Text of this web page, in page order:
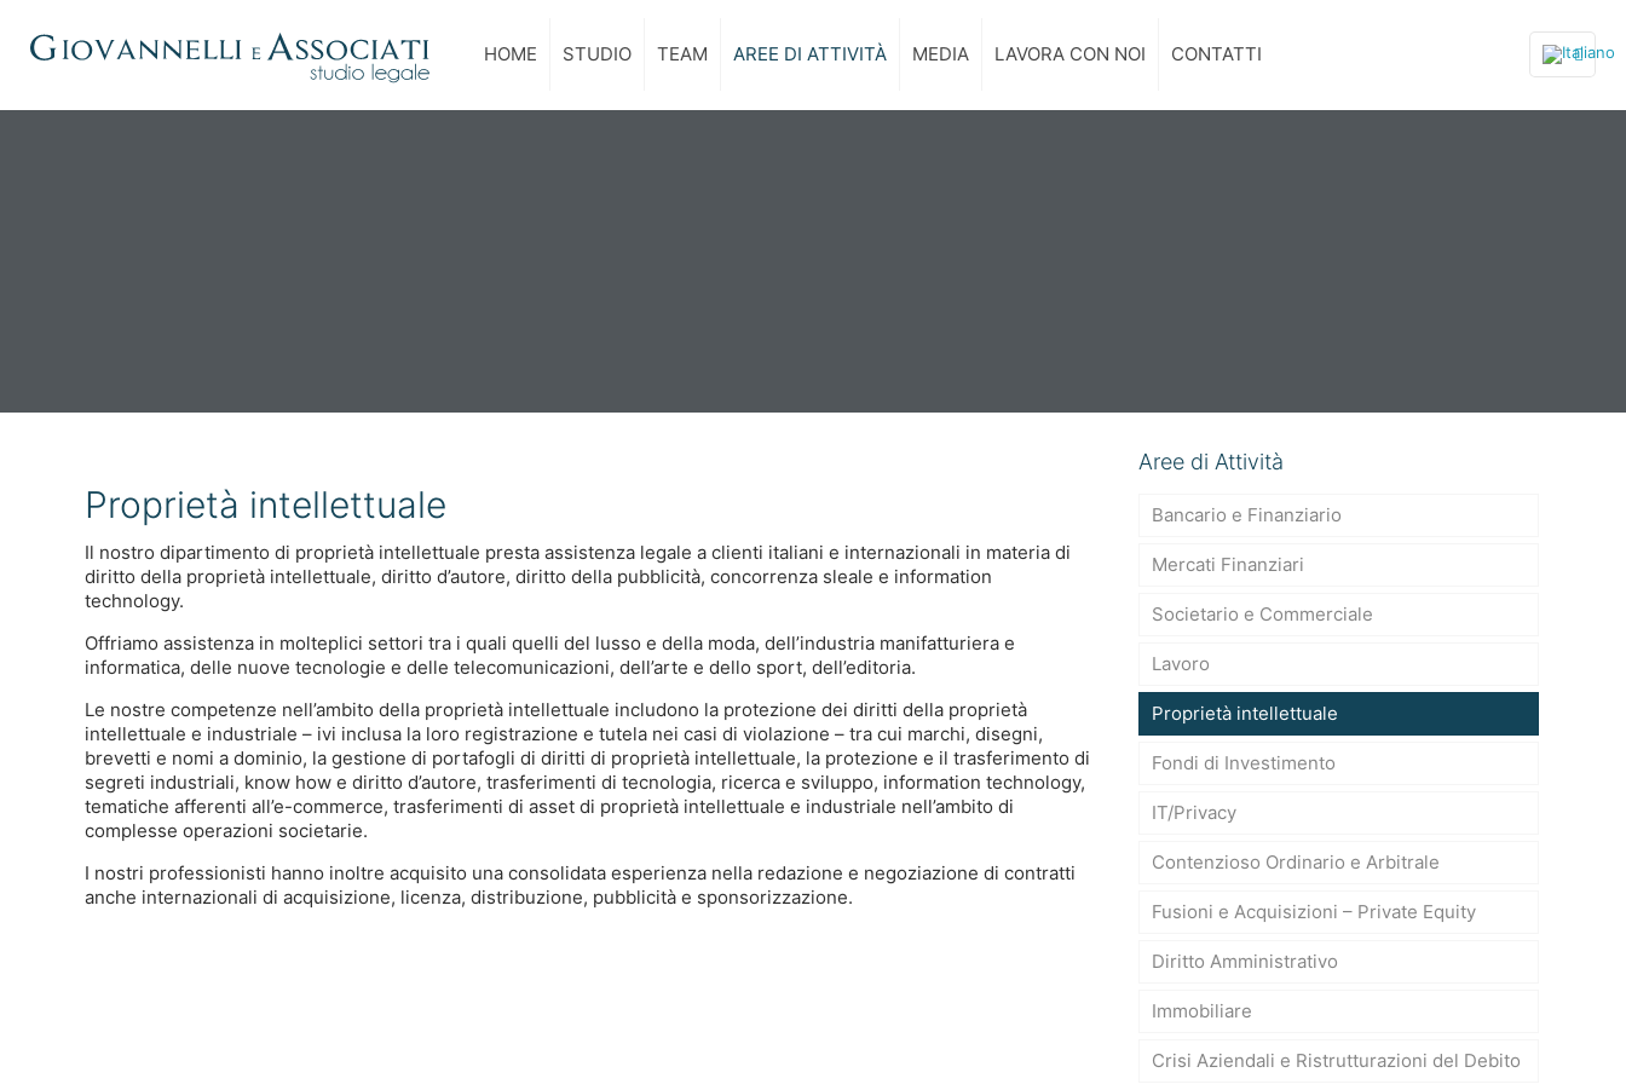
HOME STUDIO TEAM AREE DI ATTIVITÀ MEDIA LAVORA CON NOI CONTATTI
Proprietà intellettuale
Il nostro dipartimento di proprietà intellettuale presta assistenza legale a clienti italiani e internazionali in materia di
diritto della proprietà intellettuale, diritto d’autore, diritto della pubblicità, concorrenza sleale e information
technology.
Offriamo assistenza in molteplici settori tra i quali quelli del lusso e della moda, dell’industria manifatturiera e
informatica, delle nuove tecnologie e delle telecomunicazioni, dell’arte e dello sport, dell’editoria.
Le nostre competenze nell’ambito della proprietà intellettuale includono la protezione dei diritti della proprietà
intellettuale e industriale – ivi inclusa la loro registrazione e tutela nei casi di violazione – tra cui marchi, disegni,
brevetti e nomi a dominio, la gestione di portafogli di diritti di proprietà intellettuale, la protezione e il trasferimento di
segreti industriali, know how e diritto d’autore, trasferimenti di tecnologia, ricerca e sviluppo, information technology,
tematiche afferenti all’e-commerce, trasferimenti di asset di proprietà intellettuale e industriale nell’ambito di
complesse operazioni societarie.
I nostri professionisti hanno inoltre acquisito una consolidata esperienza nella redazione e negoziazione di contratti
anche internazionali di acquisizione, licenza, distribuzione, pubblicità e sponsorizzazione.
Aree di Attività
Bancario e Finanziario
Mercati Finanziari
Societario e Commerciale
Lavoro
Proprietà intellettuale
Fondi di Investimento
IT/Privacy
Contenzioso Ordinario e Arbitrale
Fusioni e Acquisizioni – Private Equity
Diritto Amministrativo
Immobiliare
Crisi Aziendali e Ristrutturazioni del Debito